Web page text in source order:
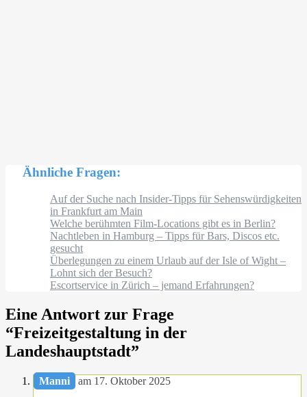
Ähnliche Fragen:
Auf der Suche nach Insider-Tipps für Sehenswürdigkeiten
in Frankfurt am Main
Welche berühmten Film-Locations gibt es in Berlin?
Nachtleben in Hamburg – Tipps für Bars, Discos etc.
gesucht
Überlegungen zu einem Urlaub auf der Isle of Wight –
Lohnt sich der Besuch?
Escortservice in Zürich – jemand Erfahrungen?
Eine Antwort zur Frage
“Freizeitgestaltung in der
Landeshauptstadt”
Manni
am 17. Oktober 2025